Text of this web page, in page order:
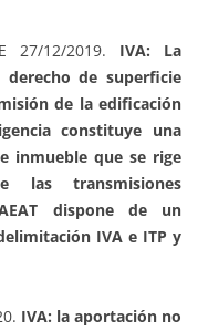
27/12/2019. IVA: La
de superficie
de la edificación
constituye una
inmueble que se rige
las transmisiones
dispone de un
IVA e ITP y
IVA: la aportación no